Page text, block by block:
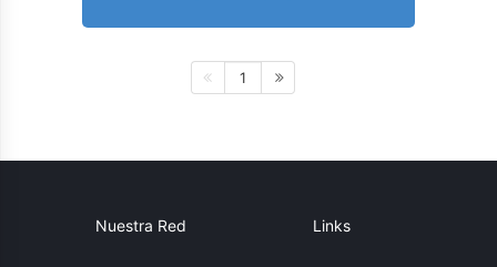
1
Nuestra Red Links